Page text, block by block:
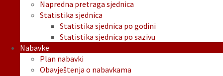
Napredna pretraga sjednica
Statistika sjednica
Statistika sjednica po godini
Statistika sjednica po sazivu
Nabavke
Plan nabavki
Obavještenja o nabavkama